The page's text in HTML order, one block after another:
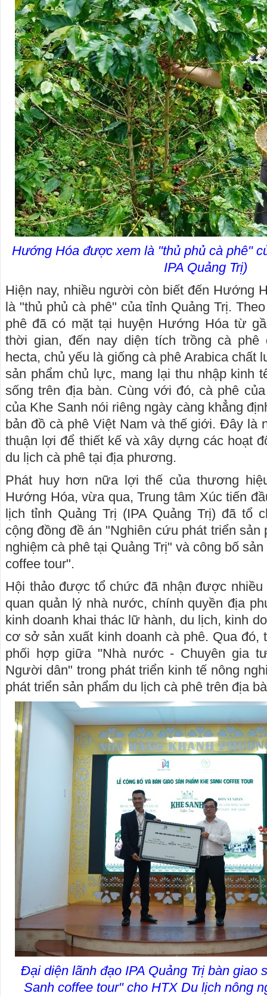
Hướng Hóa được xem là "thủ phủ cà phê"
IPA Quảng Trị)
Hiện nay, nhiều người còn biết đến Hướng
là "thủ phủ cà phê" của tỉnh Quảng Trị.
phê đã có mặt tại huyện Hướng Hóa từ
thời gian, đến nay diện tích trồng cà phê
hecta, chủ yếu là giống cà phê Arabica chất
sản phẩm chủ lực, mang lại thu nhập kinh
sống trên địa bàn. Cùng với đó, cà phê
của Khe Sanh nói riêng ngày càng khẳng
bản đồ cà phê Việt Nam và thế giới. Đây là
thuận lợi để thiết kế và xây dựng các hoạt
du lịch cà phê tại địa phương.
Phát huy hơn nữa lợi thế của thương
Hướng Hóa, vừa qua, Trung tâm Xúc tiến
lịch tỉnh Quảng Trị (IPA Quảng Trị) đã tổ
cộng đồng đề án "Nghiên cứu phát triển sản
nghiệm cà phê tại Quảng Trị" và công bố
coffee tour".
Hội thảo được tổ chức đã nhận được
quan quản lý nhà nước, chính quyền địa
kinh doanh khai thác lữ hành, du lịch, kinh
cơ sở sản xuất kinh doanh cà phê. Qua đó,
phối hợp giữa "Nhà nước - Chuyên gia
Người dân" trong phát triển kinh tế nông
phát triển sản phẩm du lịch cà phê trên địa
Đại diện lãnh đạo IPA Quảng Trị bàn giao
Sanh coffee tour" cho HTX Du lịch nông